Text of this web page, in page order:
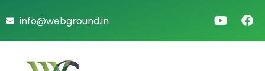
info@webground.in